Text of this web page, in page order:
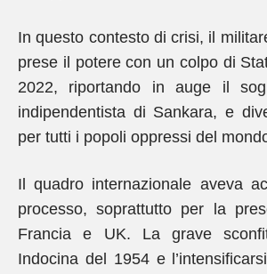
In questo contesto di crisi, il
prese il potere con un colpo di
2022, riportando in auge il
indipendentista di Sankara, e
per tutti i popoli oppressi del
Il quadro internazionale aveva
processo, soprattutto per la
Francia e UK. La grave
Indocina del 1954 e